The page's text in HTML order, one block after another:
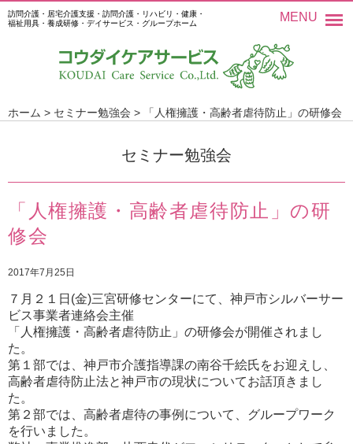
訪問介護・居宅介護支援・訪問介護・リハビリ・健康・
福祉用具・養成研修・デイサービス・グループホーム
MENU
ホーム > セミナー勉強会 > 「人権擁護・高齢者虐待防止」の研修会
セミナー勉強会
「人権擁護・高齢者虐待防止」の研
修会
2017年7月25日
７月２１日(金)三宮研修センターにて、神戸市シルバーサー
ビス事業者連絡会主催
「人権擁護・高齢者虐待防止」の研修会が開催されまし
た。
第１部では、神戸市介護指導課の南谷千絵氏をお迎えし、
高齢者虐待防止法と神戸市の現状についてお話頂きまし
た。
第２部では、高齢者虐待の事例について、グループワーク
を行いました。